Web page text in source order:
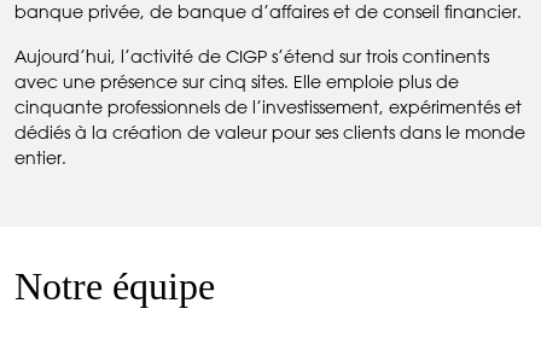
banque privée, de banque d’affaires et de conseil financier.
Aujourd’hui, l’activité de CIGP s’étend sur trois continents
avec une présence sur cinq sites. Elle emploie plus de
cinquante professionnels de l’investissement, expérimentés et
dédiés à la création de valeur pour ses clients dans le monde
entier.
Notre équipe